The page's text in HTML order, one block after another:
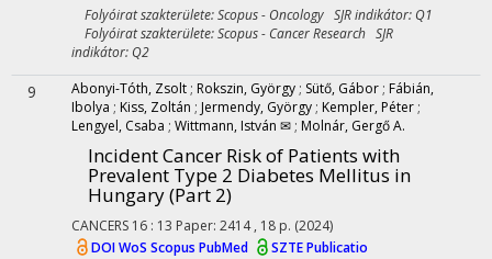
Folyóirat szakterülete: Scopus - Oncology SJR indikátor: Q1
Folyóirat szakterülete: Scopus - Cancer Research SJR
indikátor: Q2
9 Abonyi-Tóth, Zsolt ; Rokszin, György ; Sütő, Gábor ; Fábián,
Ibolya ; Kiss, Zoltán ; Jermendy, György ; Kempler, Péter ;
Lengyel, Csaba ; Wittmann, István ✉ ; Molnár, Gergő A.
Incident Cancer Risk of Patients with
Prevalent Type 2 Diabetes Mellitus in
Hungary (Part 2)
CANCERS 16 : 13 Paper: 2414 , 18 p. (2024)
DOIWoS Scopus PubMed
SZTE Publicatio